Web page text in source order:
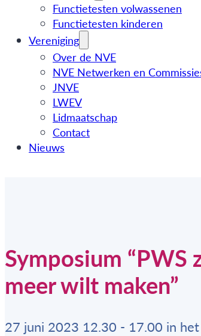
Functietesten volwassenen
Functietesten kinderen
Vereniging
Over de NVE
NVE Netwerken en
JNVE
LWEV
Lidmaatschap
Contact
Nieuws
Symposium
meer wilt maken”
27 juni 2023 12.30 - 17.00 in het